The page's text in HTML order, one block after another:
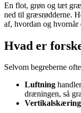
En flot, grøn og tæt
ned til græsrødderne.
af, hvordan og
Hvad er
Selvom begreberne
Luftning
dræningen, så
Vertikalskæring